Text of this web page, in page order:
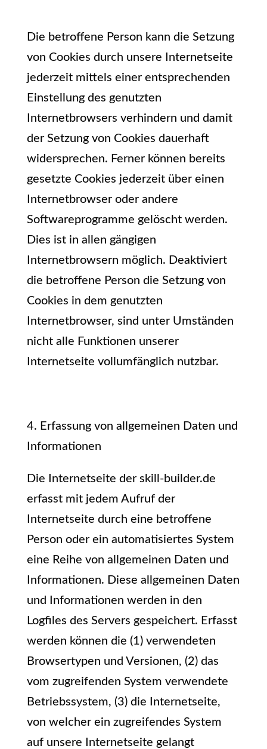
Die betroffene Person kann die Setzung
von Cookies durch unsere Internetseite
jederzeit mittels einer entsprechenden
Einstellung des genutzten
Internetbrowsers verhindern und damit
der Setzung von Cookies dauerhaft
widersprechen. Ferner können bereits
gesetzte Cookies jederzeit über einen
Internetbrowser oder andere
Softwareprogramme gelöscht werden.
Dies ist in allen gängigen
Internetbrowsern möglich. Deaktiviert
die betroffene Person die Setzung von
Cookies in dem genutzten
Internetbrowser, sind unter Umständen
nicht alle Funktionen unserer
Internetseite vollumfänglich nutzbar.
4. Erfassung von allgemeinen Daten und
Informationen
Die Internetseite der skill-builder.de
erfasst mit jedem Aufruf der
Internetseite durch eine betroffene
Person oder ein automatisiertes System
eine Reihe von allgemeinen Daten und
Informationen. Diese allgemeinen Daten
und Informationen werden in den
Logfiles des Servers gespeichert. Erfasst
werden können die (1) verwendeten
Browsertypen und Versionen, (2) das
vom zugreifenden System verwendete
Betriebssystem, (3) die Internetseite,
von welcher ein zugreifendes System
auf unsere Internetseite gelangt